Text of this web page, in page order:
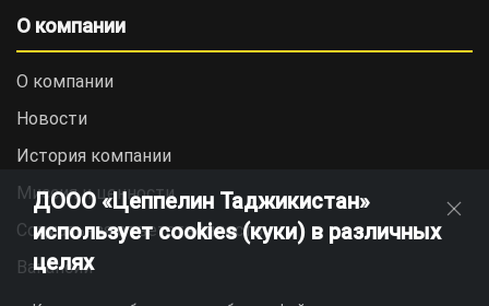
О компании
О компании
Новости
История компании
Миссия и ценности
Социальная ответственность
Вакансии
ДООО «Цеппелин Таджикистан»
использует cookies (куки) в различных
целях